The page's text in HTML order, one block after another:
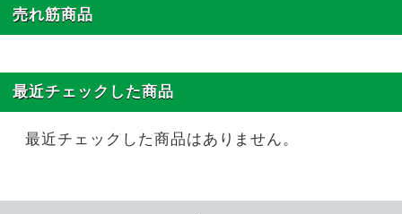
売れ筋商品
最近チェックした商品
最近チェックした商品はありません。